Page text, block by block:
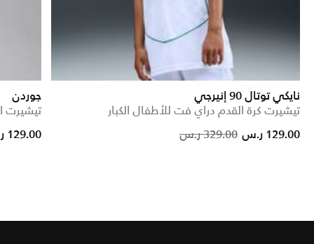
نايكي توتال 90 إنيرجي
تيشيرت كرة القدم دراي فت للأطفال الكبار
Price reduced from
329.00 ر.س
to 129.00 ر.س
جوردن
تيشيرت
129.00 ر.س